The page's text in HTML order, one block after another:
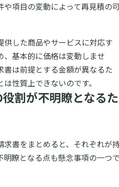
や項目の変動によって再見積の
供した商品やサービスに対応す
、基本的に価格は変動しませ
書は前提とする金額が異なるた
性質上できないのです。
割が不明瞭となるた
求書をまとめると、それぞれが
明瞭となる点も懸念事項の一つ